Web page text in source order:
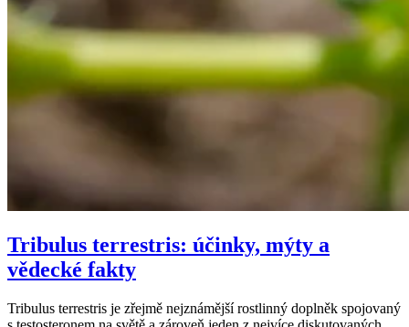
Tribulus terrestris: účinky, mýty a
vědecké fakty
Tribulus terrestris je zřejmě nejznámější rostlinný doplněk spojovaný